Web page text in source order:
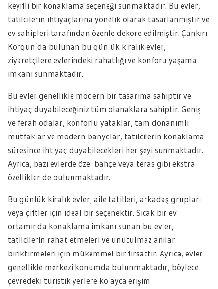
keyifli bir konaklama seçeneği sunmaktadır. Bu evler,
tatilcilerin ihtiyaçlarına yönelik olarak tasarlanmıştır ve
ev sahipleri tarafından özenle dekore edilmiştir. Çankırı
Korgun’da bulunan bu günlük kiralık evler,
ziyaretçilere evlerindeki rahatlığı ve konforu yaşama
imkanı sunmaktadır.
Bu evler genellikle modern bir tasarıma sahiptir ve
ihtiyaç duyabileceğiniz tüm olanaklara sahiptir. Geniş
ve ferah odalar, konforlu yataklar, tam donanımlı
mutfaklar ve modern banyolar, tatilcilerin konaklama
süresince ihtiyaç duyabilecekleri her şeyi sunmaktadır.
Ayrıca, bazı evlerde özel bahçe veya teras gibi ekstra
özellikler de bulunmaktadır.
Bu günlük kiralık evler, aile tatilleri, arkadaş grupları
veya çiftler için ideal bir seçenektir. Sıcak bir ev
ortamında konaklama imkanı sunan bu evler,
tatilcilerin rahat etmeleri ve unutulmaz anılar
biriktirmeleri için mükemmel bir fırsattır. Ayrıca, evler
genellikle merkezi konumda bulunmaktadır, böylece
çevredeki turistik yerlere kolayca erişim